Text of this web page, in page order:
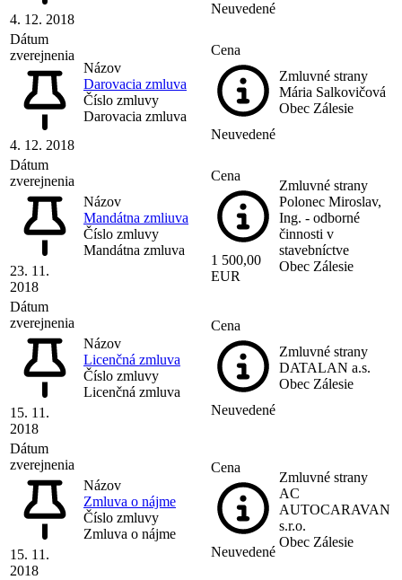
4. 12. 2018
Neuvedené
Dátum
zverejnenia
4. 12. 2018
Názov
Darovacia zmluva
Číslo zmluvy
Darovacia zmluva
Cena
Neuvedené
Zmluvné strany
Mária Salkovičová
Obec Zálesie
Dátum
zverejnenia
23. 11.
2018
Názov
Mandátna zmliuva
Číslo zmluvy
Mandátna zmluva
Cena
1 500,00
EUR
Zmluvné strany
Polonec Miroslav,
Ing. - odborné
činnosti v
stavebníctve
Obec Zálesie
Dátum
zverejnenia
15. 11.
2018
Názov
Licenčná zmluva
Číslo zmluvy
Licenčná zmluva
Cena
Neuvedené
Zmluvné strany
DATALAN a.s.
Obec Zálesie
Dátum
zverejnenia
15. 11.
2018
Názov
Zmluva o nájme
Číslo zmluvy
Zmluva o nájme
Cena
Neuvedené
Zmluvné strany
AC
AUTOCARAVAN
s.r.o.
Obec Zálesie